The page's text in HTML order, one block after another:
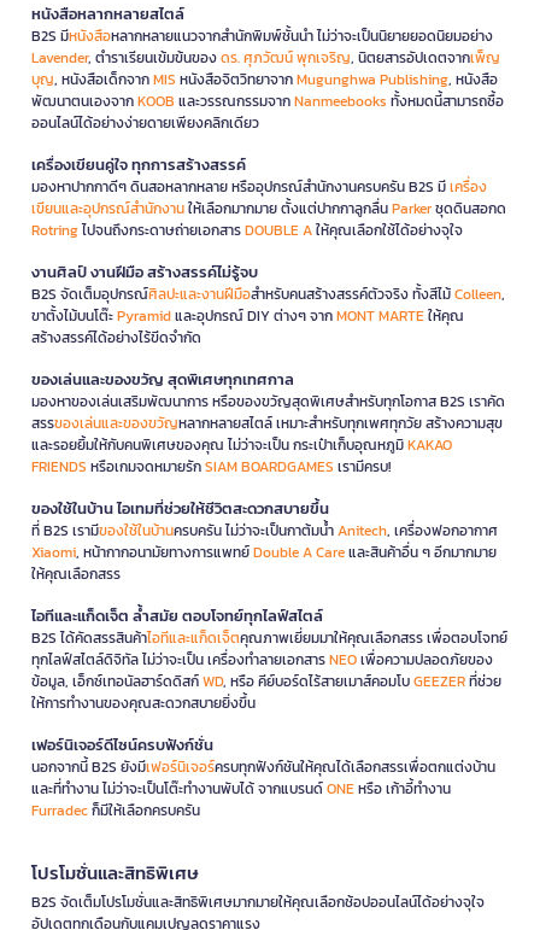
หนังสือหลากหลายสไตล์
B2S มีหนังสือหลากหลายแนวจากสำนักพิมพ์ชั้นนำ ไม่ว่าจะเป็นนิยายยอดนิยมอย่าง
Lavender, ตำราเรียนเข้มข้นของดร. ศุภวัฒน์ พุกเจริญ, นิตยสารอัปเดตจากเพ็ญ
บุญ, หนังสือเด็กจากMIS หนังสือจิตวิทยาจากMugunghwa Publishing, หนังสือ
พัฒนาตนเองจากKOOB และวรรณกรรมจากNanmeebooks ทั้งหมดนี้สามารถซื้อ
ออนไลน์ได้อย่างง่ายดายเพียงคลิกเดียว
เครื่องเขียนคู่ใจ ทุกการสร้างสรรค์
มองหาปากกาดีๆ ดินสอหลากหลาย หรืออุปกรณ์สำนักงานครบครัน B2S มีเครื่อง
เขียนและอุปกรณ์สำนักงานให้เลือกมากมาย ตั้งแต่ปากกาลูกลื่นParkerชุดดินสอกด
Rotringไปจนถึงกระดาษถ่ายเอกสารDOUBLE Aให้คุณเลือกใช้ได้อย่างจุใจ
งานศิลป์ งานฝีมือ สร้างสรรค์ไม่รู้จบ
B2S จัดเต็มอุปกรณ์ศิลปะและงานฝีมือสำหรับคนสร้างสรรค์ตัวจริง ทั้งสีไม้Colleen,
ขาตั้งไม้บนโต๊ะPyramidและอุปกรณ์ DIY ต่างๆ จากMONT MARTEให้คุณ
สร้างสรรค์ได้อย่างไร้ขีดจำกัด
ของเล่นและของขวัญ สุดพิเศษทุกเทศกาล
มองหาของเล่นเสริมพัฒนาการ หรือของขวัญสุดพิเศษสำหรับทุกโอกาส B2S เราคัด
สรรของเล่นและของขวัญหลากหลายสไตล์ เหมาะสำหรับทุกเพศทุกวัย สร้างความสุข
และรอยยิ้มให้กับคนพิเศษของคุณ ไม่ว่าจะเป็น กระเป๋าเก็บอุณหภูมิKAKAO
FRIENDS หรือเกมจดหมายรักSIAM BOARDGAMES เรามีครบ!
ของใช้ในบ้าน ไอเทมที่ช่วยให้ชีวิตสะดวกสบายขึ้น
ที่ B2S เรามีของใช้ในบ้านครบครัน ไม่ว่าจะเป็นกาต้มน้ำAnitech, เครื่องฟอกอากาศ
Xiaomi, หน้ากากอนามัยทางการแพทย์Double A Careและสินค้าอื่น ๆ อีกมากมาย
ให้คุณเลือกสรร
ไอทีและแก็ดเจ็ต ล้ำสมัย ตอบโจทย์ทุกไลฟ์สไตล์
B2S ได้คัดสรรสินค้าไอทีและแก็ดเจ็ตคุณภาพเยี่ยมมาให้คุณเลือกสรร เพื่อตอบโจทย์
ทุกไลฟ์สไตล์ดิจิทัล ไม่ว่าจะเป็น เครื่องทำลายเอกสารNEOเพื่อความปลอดภัยของ
ข้อมูล, เอ็กซ์เทอนัลฮาร์ดดิสก์WD, หรือ คีย์บอร์ดไร้สายเมาส์คอมโบGEEZERที่ช่วย
ให้การทำงานของคุณสะดวกสบายยิ่งขึ้น
เฟอร์นิเจอร์ดีไซน์ครบฟังก์ชั่น
นอกจากนี้ B2S ยังมีเฟอร์นิเจอร์ครบทุกฟังก์ชันให้คุณได้เลือกสรรเพื่อตกแต่งบ้าน
และที่ทำงาน ไม่ว่าจะเป็นโต๊ะทำงานพับได้ จากแบรนด์ONEหรือ เก้าอี้ทำงาน
Furradecก็มีให้เลือกครบครัน
โปรโมชั่นและสิทธิพิเศษ
B2S จัดเต็มโปรโมชั่นและสิทธิพิเศษมากมายให้คุณเลือกช้อปออนไลน์ได้อย่างจุใจ
อัปเดตทุกเดือนกับแคมเปญลดราคาแรง